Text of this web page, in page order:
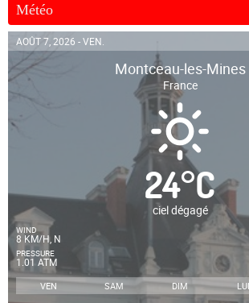
Météo
AOÛT 7, 2026 - VEN.
Montceau-les-Mines
France
24°C
ciel dégagé
WIND
8 KM/H, N
PRESSURE
1.01 ATM
VEN SAM DIM